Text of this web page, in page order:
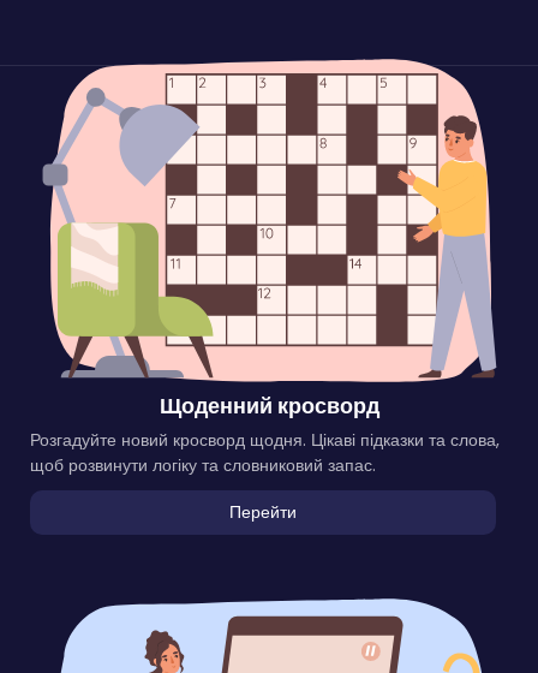
Щоденний кросворд
Розгадуйте новий кросворд щодня. Цікаві підказки та слова,
щоб розвинути логіку та словниковий запас.
Перейти